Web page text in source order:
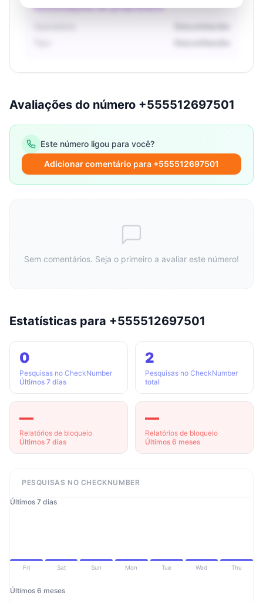
Informações do proprietário
Avaliações do número +555512697501
Este número ligou para você?
Adicionar comentário para +555512697501
Sem comentários. Seja o primeiro a avaliar este número!
Estatísticas para +555512697501
0
Pesquisas no CheckNumber
Últimos 7 dias
2
Pesquisas no CheckNumber
total
—
Relatórios de bloqueio
Últimos 7 dias
—
Relatórios de bloqueio
Últimos 6 meses
PESQUISAS NO CHECKNUMBER
Últimos 7 dias
Fri Sat Sun Mon Tue Wed Thu
Últimos 6 meses